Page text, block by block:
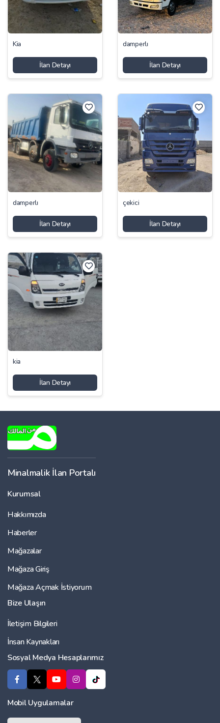
Kia
İlan Detayı
damperlı
İlan Detayı
damperlı
İlan Detayı
çekici
İlan Detayı
kia
İlan Detayı
Minalmalik İlan Portalı
Kurumsal
Hakkımızda
Haberler
Mağazalar
Mağaza Giriş
Mağaza Açmak İstiyorum
Bize Ulaşın
İletişim Bilgileri
İnsan Kaynakları
Sosyal Medya Hesaplarımız
Mobil Uygulamalar